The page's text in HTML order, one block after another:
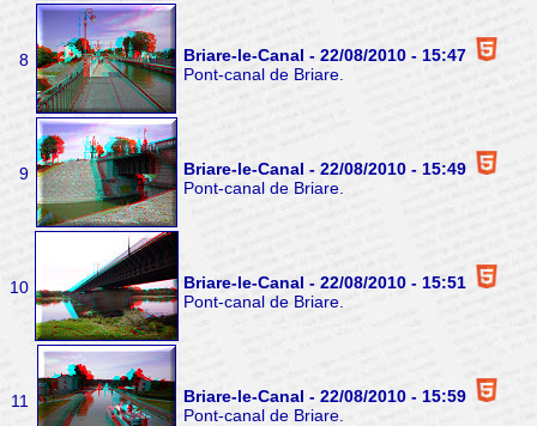
8
Briare-le-Canal - 22/08/2010 - 15:47
Pont-canal de Briare.
9
Briare-le-Canal - 22/08/2010 - 15:49
Pont-canal de Briare.
10
Briare-le-Canal - 22/08/2010 - 15:51
Pont-canal de Briare.
11
Briare-le-Canal - 22/08/2010 - 15:59
Pont-canal de Briare.